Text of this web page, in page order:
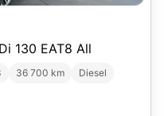
130 EAT8 All
36 700 km
Diesel